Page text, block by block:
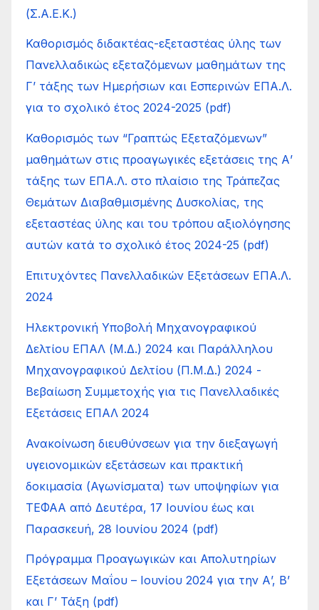
(Σ.Α.Ε.Κ.)
Καθορισμός διδακτέας-εξεταστέας ύλης των
Πανελλαδικώς εξεταζόμενων μαθημάτων της
Γ’ τάξης των Ημερήσιων και Εσπερινών ΕΠΑ.Λ.
για το σχολικό έτος 2024-2025 (pdf)
Καθορισμός των “Γραπτώς Εξεταζόμενων”
μαθημάτων στις προαγωγικές εξετάσεις της Α’
τάξης των ΕΠΑ.Λ. στο πλαίσιο της Τράπεζας
Θεμάτων Διαβαθμισμένης Δυσκολίας, της
εξεταστέας ύλης και του τρόπου αξιολόγησης
αυτών κατά το σχολικό έτος 2024-25 (pdf)
Επιτυχόντες Πανελλαδικών Εξετάσεων ΕΠΑ.Λ.
2024
Ηλεκτρονική Υποβολή Μηχανογραφικού
Δελτίου ΕΠΑΛ (Μ.Δ.) 2024 και Παράλληλου
Μηχανογραφικού Δελτίου (Π.Μ.Δ.) 2024 -
Βεβαίωση Συμμετοχής για τις Πανελλαδικές
Εξετάσεις ΕΠΑΛ 2024
Ανακοίνωση διευθύνσεων για την διεξαγωγή
υγειονομικών εξετάσεων και πρακτική
δοκιμασία (Αγωνίσματα) των υποψηφίων για
ΤΕΦΑΑ από Δευτέρα, 17 Ιουνίου έως και
Παρασκευή, 28 Ιουνίου 2024 (pdf)
Πρόγραμμα Προαγωγικών και Απολυτηρίων
Εξετάσεων Μαΐου – Ιουνίου 2024 για την Α’, Β’
και Γ’ Τάξη (pdf)